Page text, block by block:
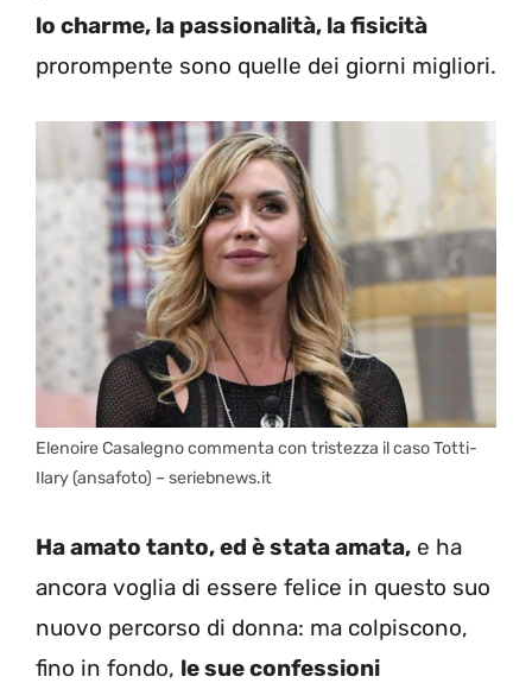
lo charme, la passionalità, la fisicità
prorompente sono quelle dei giorni migliori.
Elenoire Casalegno commenta con tristezza il caso Totti-
Ilary (ansafoto) – seriebnews.it
Ha amato tanto, ed è stata amata, e ha
ancora voglia di essere felice in questo suo
nuovo percorso di donna: ma colpiscono,
fino in fondo, le sue confessioni